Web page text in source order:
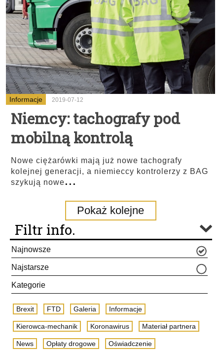
Informacje 2019-07-12
Niemcy: tachografy pod
mobilną kontrolą
Nowe ciężarówki mają już nowe tachografy
kolejnej generacji, a niemieccy kontrolerzy z BAG
szykują nowe...
Pokaż kolejne
Filtr info.
Najnowsze
Najstarsze
Kategorie
Brexit FTD Galeria Informacje
Kierowca-mechanik Koronawirus Materiał partnera
News Opłaty drogowe Oświadczenie